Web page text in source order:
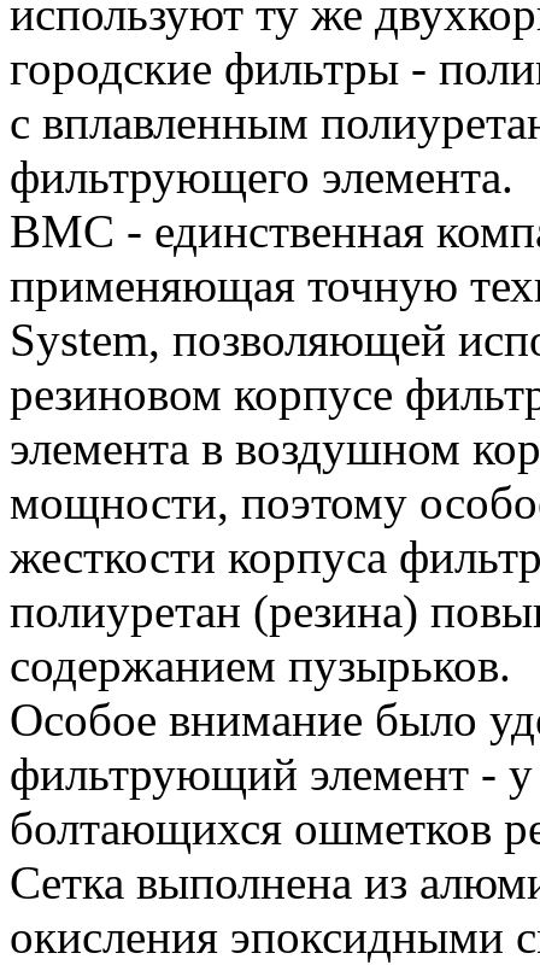
используют ту же
городские фильтры -
с вплавленным
фильтрующего элемента.
BMC - единственная
применяющая точную
System, позволяющей
резиновом корпусе
элемента в воздушном
мощности, поэтому
жесткости корпуса
полиуретан (резина)
содержанием пузырьков.
Особое внимание было
фильтрующий элемент -
болтающихся ошметков
Сетка выполнена из
окисления эпоксидными